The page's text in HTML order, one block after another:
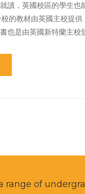
讀，英國校區的學生
的教材由英國主校提
也是由英國新特蘭主校
range of